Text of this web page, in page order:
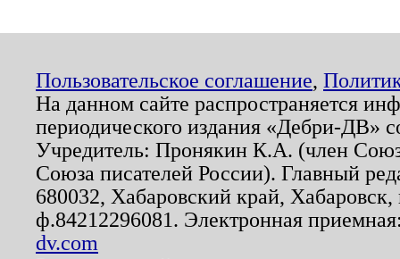
Пользовательское соглашение,
На данном сайте распространяется
периодического издания «Дебри-ДВ»
Учредитель: Пронякин К.А. (член
Союза писателей России). Главный
680032, Хабаровский край,
ф.84212296081. Электронная
dv.com